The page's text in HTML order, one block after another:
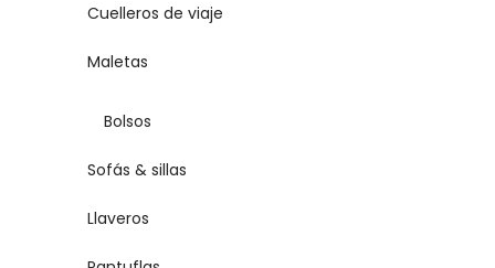
Cuelleros de viaje
Maletas
Bolsos
Sofás & sillas
Llaveros